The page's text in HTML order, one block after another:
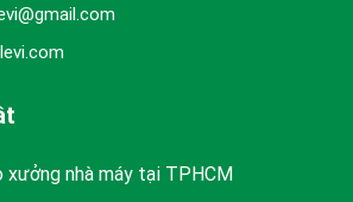
xưởng nhà máy tại TPHCM